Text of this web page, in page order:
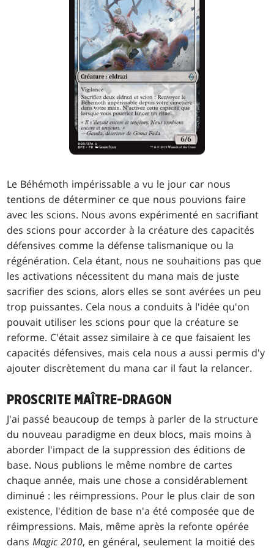
Le Béhémoth impérissable a vu le jour car nous
tentions de déterminer ce que nous pouvions faire
avec les scions. Nous avons expérimenté en sacrifiant
des scions pour accorder à la créature des capacités
défensives comme la défense talismanique ou la
régénération. Cela étant, nous ne souhaitions pas que
les activations nécessitent du mana mais de juste
sacrifier des scions, alors elles se sont avérées un peu
trop puissantes. Cela nous a conduits à l'idée qu'on
pouvait utiliser les scions pour que la créature se
reforme. C'était assez similaire à ce que faisaient les
capacités défensives, mais cela nous a aussi permis d'y
ajouter discrètement du mana car il faut la relancer.
PROSCRITE MAÎTRE-DRAGON
J'ai passé beaucoup de temps à parler de la structure
du nouveau paradigme en deux blocs, mais moins à
aborder l'impact de la suppression des éditions de
base. Nous publions le même nombre de cartes
chaque année, mais une chose a considérablement
diminué : les réimpressions. Pour le plus clair de son
existence, l'édition de base n'a été composée que de
réimpressions. Mais, même après la refonte opérée
dansMagic 2010, en général, seulement la moitié des